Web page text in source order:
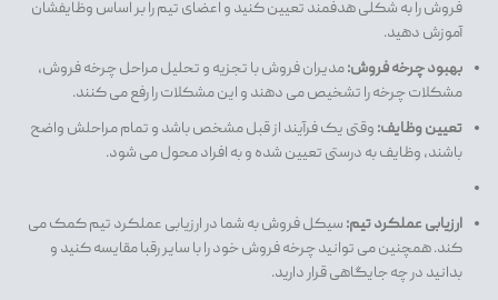
فروش را به شکلی هدفمند تعیین کنید و اعضای تیم را بر اساس وظایفشان
آموزش دهید.
بهبود چرخه فروش:مدیران فروش با تجزیه و تحلیل مراحل چرخه فروش،
مشکلات چرخه را تشخیص می دهند و این مشکلات را رفع می کنند.
تعیین وظایف: وقتی یک فرآیند از قبل مشخص باشد و تمام مراحلش واضح
باشند، وظایف به درستی تعیین شده و به افراد محول می شود.
ارزیابی عملکرد تیم: سیکل فروش به شما در ارزیابی عملکرد تیم کمک می
کند. همچنین می توانید چرخه فروش خود را با سایر رقبا مقایسه کنید و
بدانید در چه جایگاهی قرار دارید.